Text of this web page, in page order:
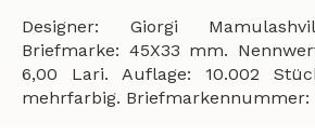
Designer: Giorgi
Briefmarke: 45X33 mm.
6,00 Lari. Auflage: 10.002
mehrfarbig. Briefmarkennummer: